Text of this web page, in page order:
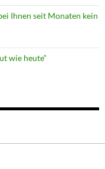
Ihnen seit Monaten kein
wie heute“